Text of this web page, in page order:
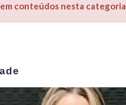
conteúdos nesta categoria